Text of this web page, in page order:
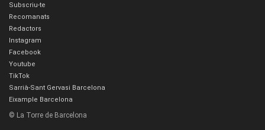
Subscriu-te
Recomanats
Redactors
Instagram
Facebook
Youtube
TikTok
Sarrià-Sant Gervasi Barcelona
Eixample Barcelona
© La Torre de Barcelona